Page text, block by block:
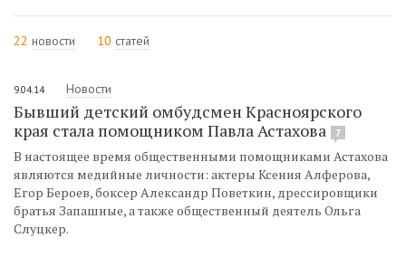
22 новости 10 статей
9.04.14 Новости
Бывший детский омбудсмен Красноярского
края стала помощником Павла Астахова
7
В настоящее время общественными помощниками Астахова
являются медийные личности: актеры Ксения Алферова,
Егор Бероев, боксер Александр Поветкин, дрессировщики
братья Запашные, а также общественный деятель Ольга
Слуцкер.